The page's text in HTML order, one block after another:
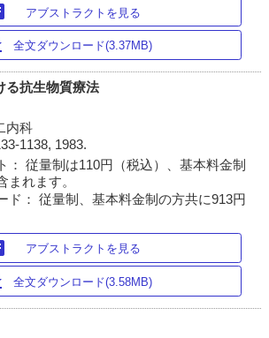
アブストラクトを見る
全文ダウンロード(3.37MB)
る抗生物質療法
内科
1138, 1983.
： 従量制は110円（税込）、基本料金制
まれます。
ド： 従量制、基本料金制の方共に913円
アブストラクトを見る
全文ダウンロード(3.58MB)